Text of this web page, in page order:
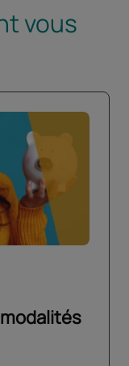
vous
modalités